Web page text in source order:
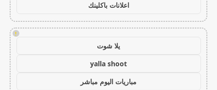
اعلانات باكلينك
!
يلا شوت
yalla shoot
مباريات اليوم مباشر